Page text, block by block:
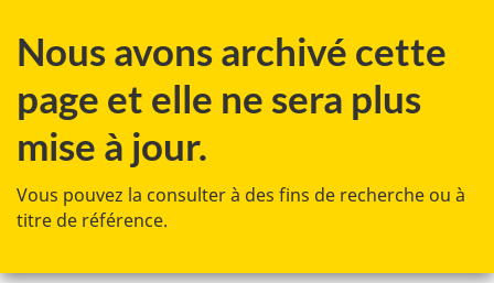
au
des
au
principal
à
Au
»
à
version
Nous avons archivé cette
page et elle ne sera plus
mise à jour.
Vous pouvez la consulter à des fins de recherche ou à
titre de référence.